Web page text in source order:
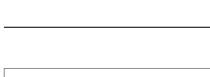
Type your email…